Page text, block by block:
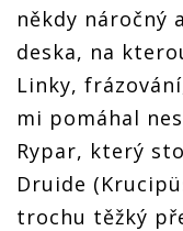
někdy náročný
deska, na
Linky,
mi pomáhal
Rypar, který
Druide
trochu těžký